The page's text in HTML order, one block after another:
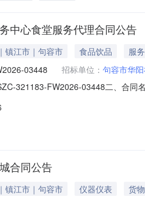
中心食堂服务代理合同公告
镇江市｜句容市 食品饮品
服务
03448 招标单位： 句容市华
321183-FW2026-03448二、合同
六、合同主体信息1.主要标的信
合同公告
镇江市｜句容市 仪器仪表
货物